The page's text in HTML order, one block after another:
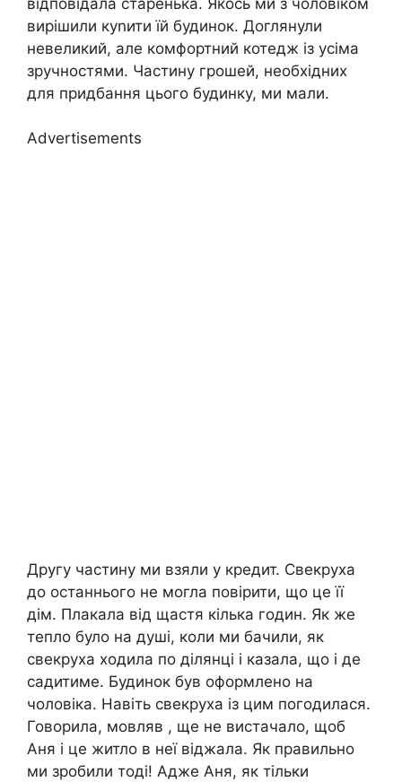
вирішили куnити їй будинок. Доглянули
невеликий, але комфортний котедж із усіма
зручностями. Частину грошей, необхідних
для придбання цього будинку, ми мали.
Advertisements
Другу частину ми взяли у кредит. Свекруха
до останнього не могла повірити, що це її
дім. Плакала від щастя кілька годин. Як же
тепло було на душі, коли ми бачили, як
свекруха ходила по ділянці і казала, що і де
садитиме. Будинок був оформлено на
чоловіка. Навіть свекруха із цим погодилася.
Говорила, мовляв , ще не вистачало, щоб
Аня і це житло в неї віджала. Як правильно
ми зробили тоді! Адже Аня, як тільки